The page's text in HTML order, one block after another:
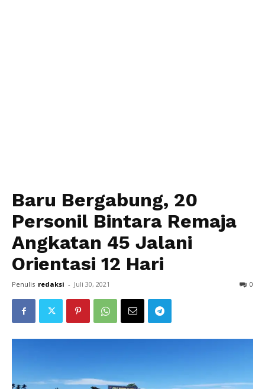
Baru Bergabung, 20
Personil Bintara Remaja
Angkatan 45 Jalani
Orientasi 12 Hari
Penulis redaksi - Juli 30, 2021 0